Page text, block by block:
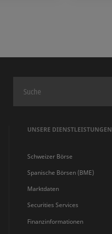
UNSERE DIENSTLEISTUNGEN
Schweizer Börse
Spanische Börsen (BME)
Marktdaten
Securities Services
Finanzinformationen